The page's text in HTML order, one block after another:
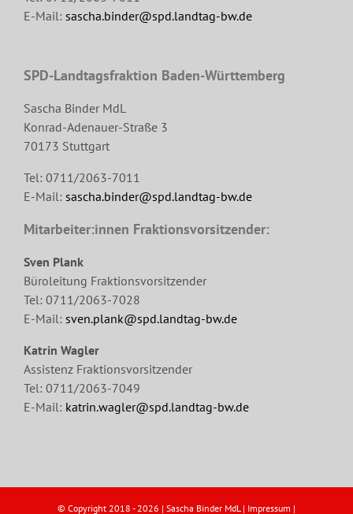
E-Mail: sascha.binder@spd.landtag-bw.de
SPD-Landtagsfraktion Baden-Württemberg
Sascha Binder MdL
Konrad-Adenauer-Straße 3
70173 Stuttgart
Tel: 0711/2063-7011
E-Mail: sascha.binder@spd.landtag-bw.de
Mitarbeiter:innen Fraktionsvorsitzender:
Sven Plank
Büroleitung Fraktionsvorsitzender
Tel: 0711/2063-7028
E-Mail: sven.plank@spd.landtag-bw.de
Katrin Wagler
Assistenz Fraktionsvorsitzender
Tel: 0711/2063-7049
E-Mail: katrin.wagler@spd.landtag-bw.de
© Copyright 2018 - 2026 | Sascha Binder MdL | Impressum |